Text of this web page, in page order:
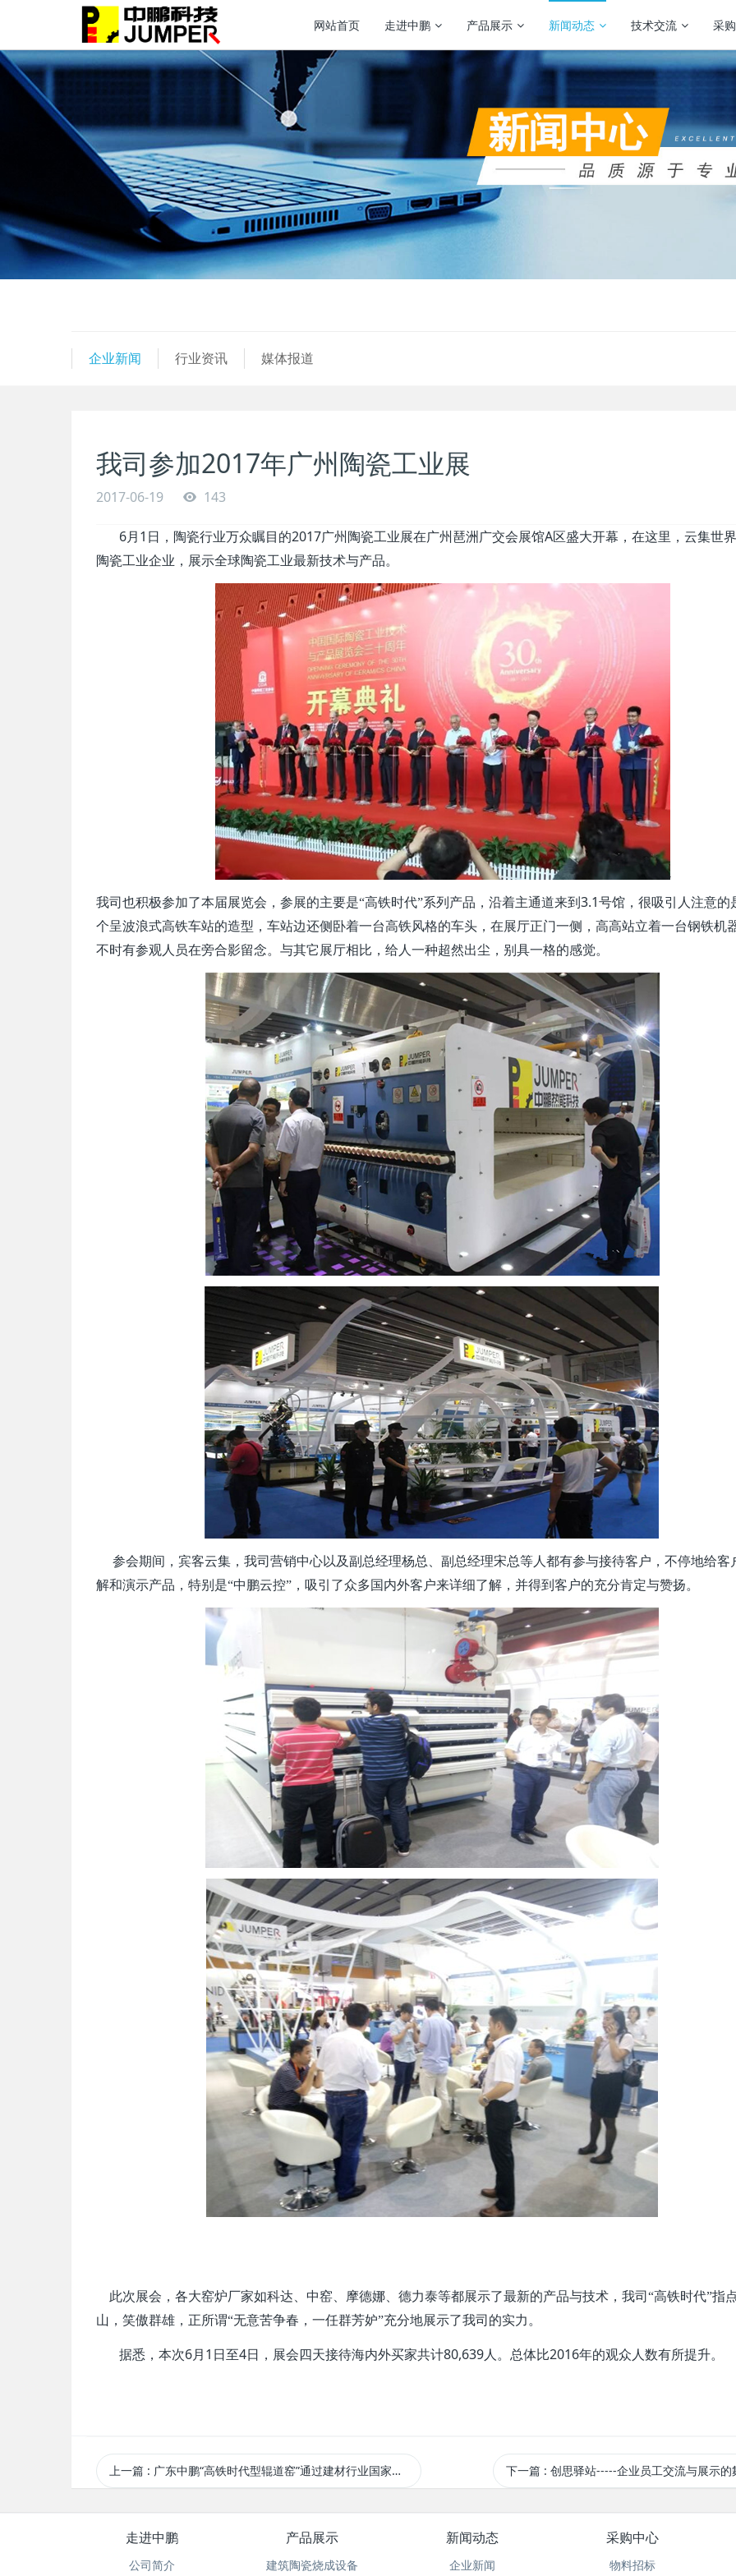
网站首页 走进中鹏 产品展示 新闻动态 技术交流 采
企业新闻 行业资讯 媒体报道
我司参加2017年广州陶瓷工业展
2017-06-19 143
6月 1 日，陶瓷行业万众瞩目的2017广州陶瓷工业展在广州琶洲广交会展馆A区盛大开幕，在这里，云集世
陶瓷工业企业，展示全球陶瓷工业最新技术与产品。
我司也积极参加了本届展览会，参展的主要是“高铁时代”系列产品，沿着主通道来到 3.1号馆，很吸引人注意的
个呈波浪式高铁车站的造型，车站边还侧卧着一台高铁风格的车头，在展厅正门一侧，高高站立着一台钢铁机
不时有参观人员在旁合影留念。与其它展厅相比，给人一种超然出尘，别具一格的感觉。
参会期间，宾客云集，我司营销中心以及副总经理杨总、副总经理宋总等人都有参与接待客户，不停地给客
解和演示产品，特别是“中鹏云控”，吸引了众多国内外客户来详细了解，并得到客户的充分肯定与赞扬。
此次展会，各大窑炉厂家如科达、中窑、摩德娜、德力泰等都展示了最新的产品与技术，我司“高铁时代”指
山，笑傲群雄，正所谓“无意苦争春，一任群芳妒”充分地展示了我司的实力。
据悉，本次6月 1 日至4日，展会四天接待海内外买家共计80,639人。总体比2016年的观众人数有所提升。
上一篇 : 广东中鹏“高铁时代型辊道窑”通过建材行业国家级鉴定 下一篇 : 创思驿站-----企业员工交流与展示的
走进中鹏
公司简介
产品展示
建筑陶瓷烧成设备
新闻动态
企业新闻
采购中心
物料招标